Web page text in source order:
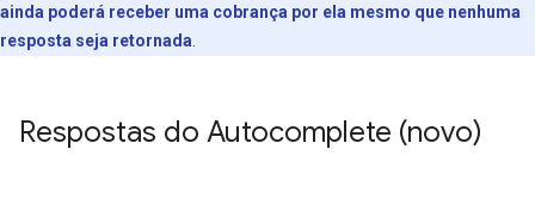
ainda poderá receber uma cobrança por ela mesmo que nenhuma
resposta seja retornada
Respostas do Autocomplete (novo)